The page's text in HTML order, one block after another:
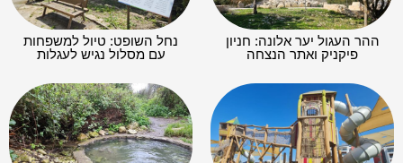
ההר העגול יער אלונה: חניון
פיקניק ואתר הנצחה
נחל השופט: טיול למשפחות
עם מסלול נגיש לעגלות